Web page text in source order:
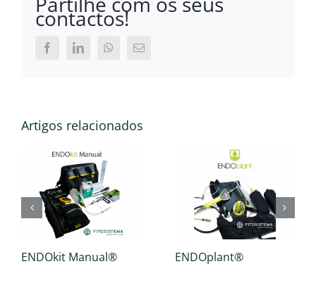
contactos!
FacebookLinkedInWhatsApp
Email
Artigos relacionados
ENDOkit Manual® ENDOplant®